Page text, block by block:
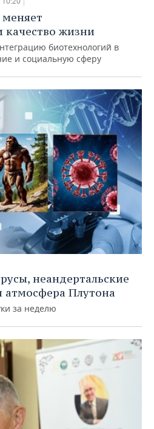
жизни
биотехнологий в
и социальную сферу
неандертальские
Плутона
за неделю